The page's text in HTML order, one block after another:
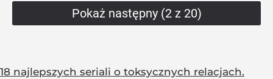
Pokaż następny (2 z 20)
18 najlepszych seriali o toksycznych relacjach.